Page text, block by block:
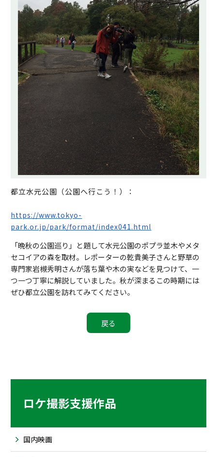
都立水元公園（公園へ行こう！）：
https://www.tokyo-
park.or.jp/park/format/index041.html
「晩秋の公園巡り」と題して水元公園のポプラ並木やメタ
セコイアの森を取材。レポーターの乾貴美子さんと野草の
専門家岩槻秀明さんが落ち葉や木の実などを見つけて、一
つ一つ丁寧に解説していました。秋が深まるこの時期には
ぜひ都立公園を訪れてみてください。
ロケ撮影支援作品
国内映画